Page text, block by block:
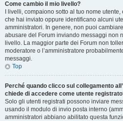
Come cambio il mio livello?
I livelli, compaiono sotto al tuo nome
che hai inviato oppure identificano alcuni
amministratori. In genere, non puoi
abusare del Forum inviando messaggi non
livello. La maggior parte dei Forum non
moderatore o l’amministratore
messaggi.
Top
Perché quando clicco sul collegamento
chiede di accedere come utente
Solo gli utenti registrati possono inviare
usando il modulo di invio posta interno
amministratori abbiano abilitato questa